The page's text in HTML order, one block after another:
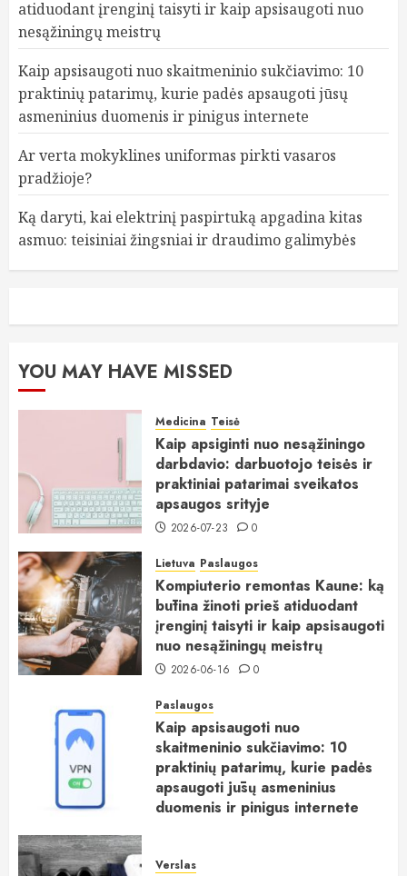
atiduodant įrenginį taisyti ir kaip apsisaugoti nuo
nesąžiningų meistrų
Kaip apsisaugoti nuo skaitmeninio sukčiavimo: 10
praktinių patarimų, kurie padės apsaugoti jūsų
asmeninius duomenis ir pinigus internete
Ar verta mokyklines uniformas pirkti vasaros
pradžioje?
Ką daryti, kai elektrinį paspirtuką apgadina kitas
asmuo: teisiniai žingsniai ir draudimo galimybės
YOU MAY HAVE MISSED
Medicina Teisė
Kaip apsiginti nuo nesąžiningo
darbdavio: darbuotojo teisės ir
praktiniai patarimai sveikatos
apsaugos srityje
2026-07-23 0
Lietuva Paslaugos
Kompiuterio remontas Kaune: ką
būtina žinoti prieš atiduodant
įrenginį taisyti ir kaip apsisaugoti
nuo nesąžiningų meistrų
2026-06-16 0
Paslaugos
Kaip apsisaugoti nuo
skaitmeninio sukčiavimo: 10
praktinių patarimų, kurie padės
apsaugoti jūsų asmeninius
duomenis ir pinigus internete
Verslas